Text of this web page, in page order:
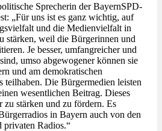
Sprecherin der BayernSPD-
„Für uns ist es ganz wichtig, auf
und die Medienvielfalt in
stärken, weil die Bürgerinnen und
Je besser, umfangreicher und
umso abgewogener können sie
und am demokratischen
teilhaben. Die Bürgermedien leisten
wesentlichen Beitrag. Dieses
zu stärken und zu fördern. Es
in Bayern auch von den
Radios.“